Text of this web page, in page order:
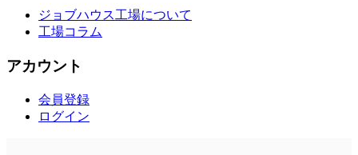
ジョブハウス工場について
工場コラム
アカウント
会員登録
ログイン